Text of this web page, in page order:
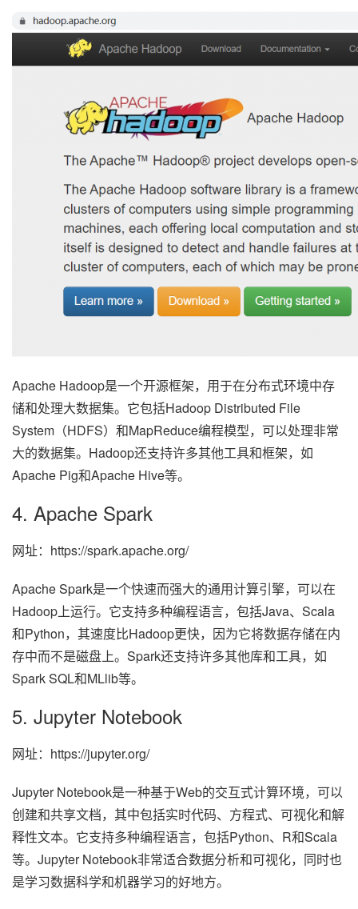
Apache Hadoop是一个开源框架，用于在分布式环境中存
储和处理大数据集。它包括Hadoop Distributed File
System（HDFS）和MapReduce编程模型，可以处理非常
大的数据集。Hadoop还支持许多其他工具和框架，如
Apache Pig和Apache Hive等。
4. Apache Spark
网址：https://spark.apache.org/
Apache Spark是一个快速而强大的通用计算引擎，可以在
Hadoop上运行。它支持多种编程语言，包括Java、Scala
和Python，其速度比Hadoop更快，因为它将数据存储在内
存中而不是磁盘上。Spark还支持许多其他库和工具，如
Spark SQL和MLlib等。
5. Jupyter Notebook
网址：https://jupyter.org/
Jupyter Notebook是一种基于Web的交互式计算环境，可以
创建和共享文档，其中包括实时代码、方程式、可视化和解
释性文本。它支持多种编程语言，包括Python、R和Scala
等。Jupyter Notebook非常适合数据分析和可视化，同时也
是学习数据科学和机器学习的好地方。